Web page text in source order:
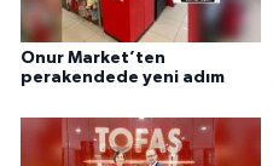
Onur Market’ten
perakendede yeni adım